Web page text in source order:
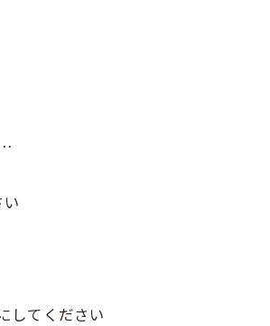
してください